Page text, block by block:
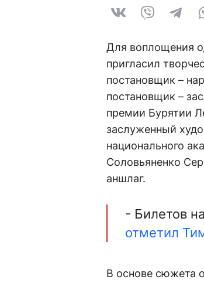
Для воплощения
пригласил
постановщик –
постановщик –
премии Бурятии
заслуженный
национального
Соловьяненко
аншлаг.
- Билетов
отметил
В основе сюжета